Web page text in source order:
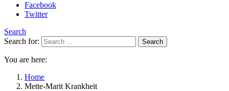
Facebook
Twitter
Search
Search for:
Search
You are here:
Home
Mette-Marit Krankheit